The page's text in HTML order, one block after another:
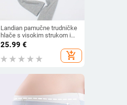
Landian pamučne trudničke
hlače s visokim strukom i
potporom za trbuh, podesivi
trbuh, duge hlače (95%
pamuk)
25.99 €
add_shopping_cart